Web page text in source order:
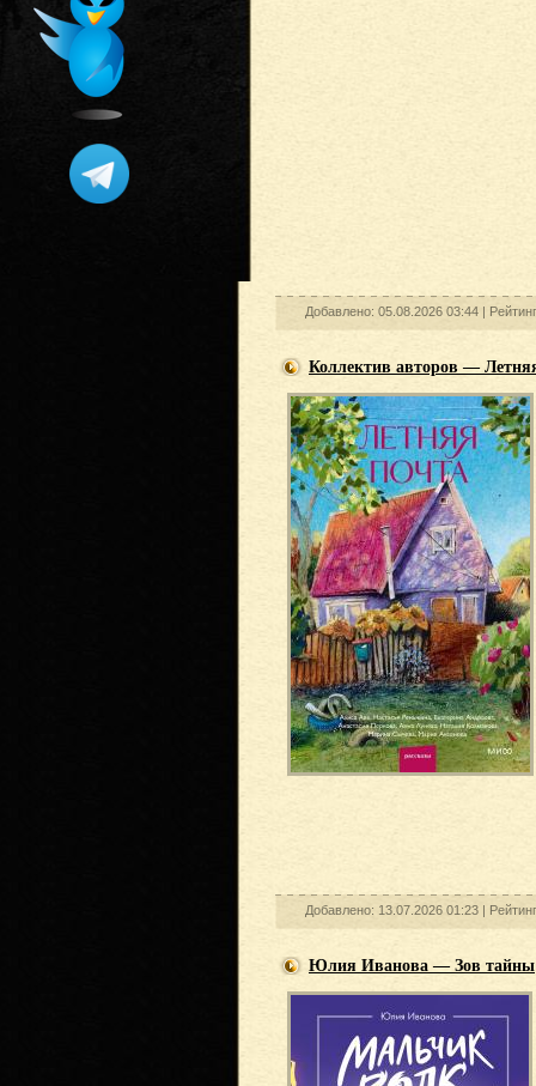
Добавлено: 05.08.2026 03:44 |
Коллектив авторов —
Добавлено: 13.07.2026 01:23 |
Юлия Иванова — Зов тайны